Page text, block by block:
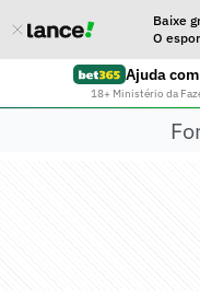
Baixe
O
Ajuda
18+ Ministério da